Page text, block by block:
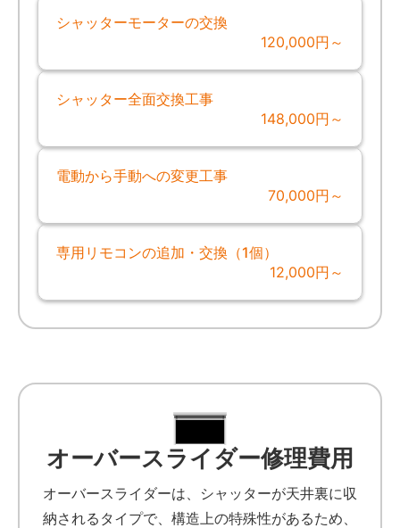
シャッターモーターの交換
120,000円～
シャッター全面交換工事
148,000円～
電動から手動への変更工事
70,000円～
専用リモコンの追加・交換（1個）
12,000円～
オーバースライダー修理費用
オーバースライダーは、シャッターが天井裏に収
納されるタイプで、構造上の特殊性があるため、